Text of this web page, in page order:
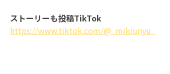
ストーリーも投稿TikTok
https://www.tiktok.com/@_mikiunyu_